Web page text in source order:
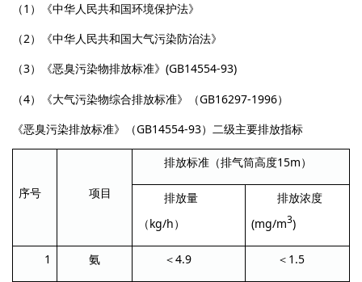
（ 1 ）《中华人民共和国环境保护法》
（2）《中华人民共和国大气污染防治法》
（3）《恶臭污染物排放标准》 (GB14554-93)
（4）《大气污染物综合排放标准》（GB16297-1996）
《恶臭污染排放标准》（GB14554-93）二级主要排放指标
序号 项目
排放标准（排气筒高度15m ）
排放量
（ kg/h ）
排放浓度
(mg/m3)
1 氨 ＜ 4.9 ＜ 1.5